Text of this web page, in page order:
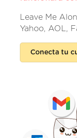
Leave Me
Yahoo, AOL,
Conecta tu